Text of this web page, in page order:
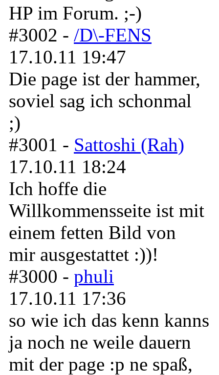
HP im Forum. ;-)
#3002 - /D\-FENS
17.10.11 19:47
Die page ist der hammer,
soviel sag ich schonmal
;)
#3001 - Sattoshi (Rah)
17.10.11 18:24
Ich hoffe die
Willkommensseite ist mit
einem fetten Bild von
mir ausgestattet :))!
#3000 - phuli
17.10.11 17:36
so wie ich das kenn kanns
ja noch ne weile dauern
mit der page :p ne spaß,